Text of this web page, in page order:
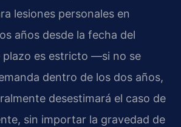
lesiones personales en
años desde la fecha del
plazo es estricto —si no se
dentro de los dos años,
desestimará el caso de
sin importar la gravedad de